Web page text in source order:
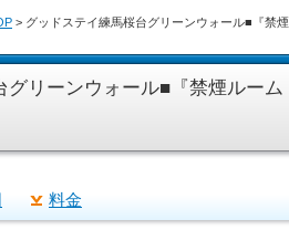
> グッドステイ練馬桜台グリーンウォール■『禁
グリーンウォール■『禁煙ルー
料金